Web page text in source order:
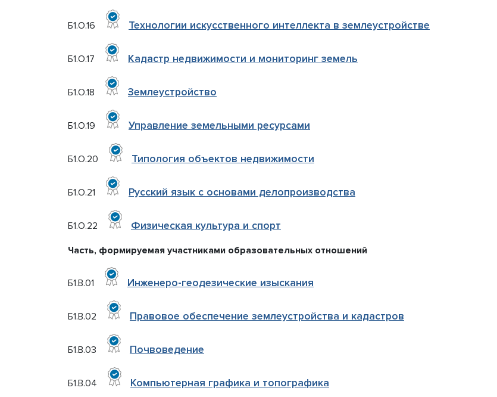
Б1.О.16 Технологии искусственного интеллекта в землеустройстве
Б1.О.17 Кадастр недвижимости и мониторинг земель
Б1.О.18 Землеустройство
Б1.О.19 Управление земельными ресурсами
Б1.О.20 Типология объектов недвижимости
Б1.О.21 Русский язык с основами делопроизводства
Б1.О.22 Физическая культура и спорт
Часть, формируемая участниками образовательных отношений
Б1.В.01 Инженеро-геодезические изыскания
Б1.В.02 Правовое обеспечение землеустройства и кадастров
Б1.В.03 Почвоведение
Б1.В.04 Компьютерная графика и топографика